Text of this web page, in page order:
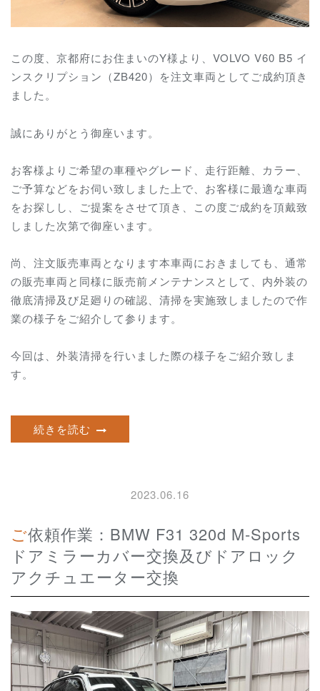
この度、京都府にお住まいのY様より、VOLVO V60 B5 イ
ンスクリプション（ZB420）を注文車両としてご成約頂き
ました。
誠にありがとう御座います。
お客様よりご希望の車種やグレード、走行距離、カラー、
ご予算などをお伺い致しました上で、お客様に最適な車両
をお探しし、ご提案をさせて頂き、この度ご成約を頂戴致
しました次第で御座います。
尚、注文販売車両となります本車両におきましても、通常
の販売車両と同様に販売前メンテナンスとして、内外装の
徹底清掃及び足廻りの確認、清掃を実施致しましたので作
業の様子をご紹介して参ります。
今回は、外装清掃を行いました際の様子をご紹介致しま
す。
続きを読む
2023.06.16
ご依頼作業：BMW F31 320d M-Sports
ドアミラーカバー交換及びドアロック
アクチュエーター交換